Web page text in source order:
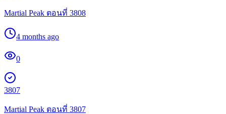
Martial Peak ตอนที่ 3808
4 months ago
0
3807
Martial Peak ตอนที่ 3807